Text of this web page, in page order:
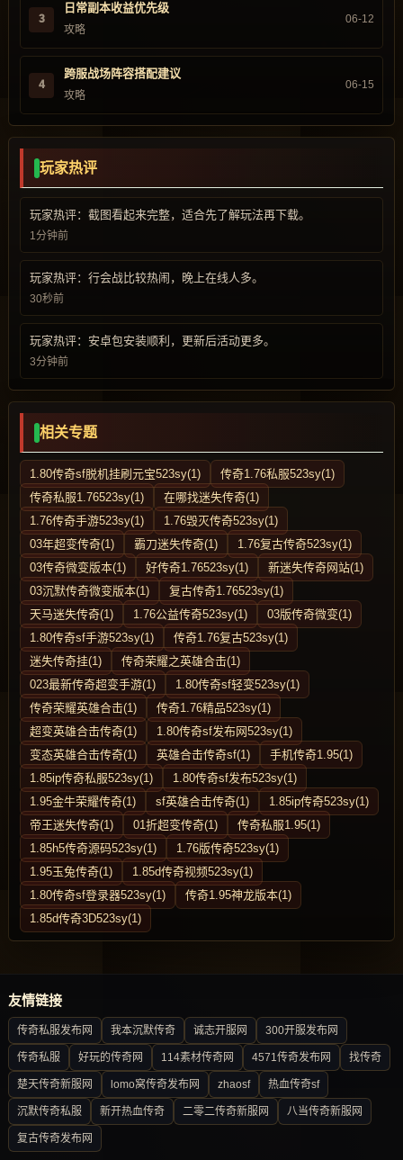
3
日常副本收益优先级
攻略
06-12
4
跨服战场阵容搭配建议
攻略
06-15
玩家热评
玩家热评：截图看起来完整，适合先了解玩法再下载。
1分钟前
玩家热评：行会战比较热闹，晚上在线人多。
30秒前
玩家热评：安卓包安装顺利，更新后活动更多。
3分钟前
相关专题
1.80传奇sf脱机挂刷元宝523sy(1)
传奇1.76私服523sy(1)
传奇私服1.76523sy(1)
在哪找迷失传奇(1)
1.76传奇手游523sy(1)
1.76毁灭传奇523sy(1)
03年超变传奇(1)
霸刀迷失传奇(1)
1.76复古传奇523sy(1)
03传奇微变版本(1)
好传奇1.76523sy(1)
新迷失传奇网站(1)
03沉默传奇微变版本(1)
复古传奇1.76523sy(1)
天马迷失传奇(1)
1.76公益传奇523sy(1)
03版传奇微变(1)
1.80传奇sf手游523sy(1)
传奇1.76复古523sy(1)
迷失传奇挂(1)
传奇荣耀之英雄合击(1)
023最新传奇超变手游(1)
1.80传奇sf轻变523sy(1)
传奇荣耀英雄合击(1)
传奇1.76精品523sy(1)
超变英雄合击传奇(1)
1.80传奇sf发布网523sy(1)
变态英雄合击传奇(1)
英雄合击传奇sf(1)
手机传奇1.95(1)
1.85ip传奇私服523sy(1)
1.80传奇sf发布523sy(1)
1.95金牛荣耀传奇(1)
sf英雄合击传奇(1)
1.85ip传奇523sy(1)
帝王迷失传奇(1)
01折超变传奇(1)
传奇私服1.95(1)
1.85h5传奇源码523sy(1)
1.76版传奇523sy(1)
1.95玉兔传奇(1)
1.85d传奇视频523sy(1)
1.80传奇sf登录器523sy(1)
传奇1.95神龙版本(1)
1.85d传奇3D523sy(1)
友情链接
传奇私服发布网 我本沉默传奇 诚志开服网 300开服发布网
传奇私服 好玩的传奇网 114素材传奇网 4571传奇发布网 找传奇
楚天传奇新服网 lomo窝传奇发布网 zhaosf 热血传奇sf
沉默传奇私服 新开热血传奇 二零二传奇新服网 八当传奇新服网
复古传奇发布网